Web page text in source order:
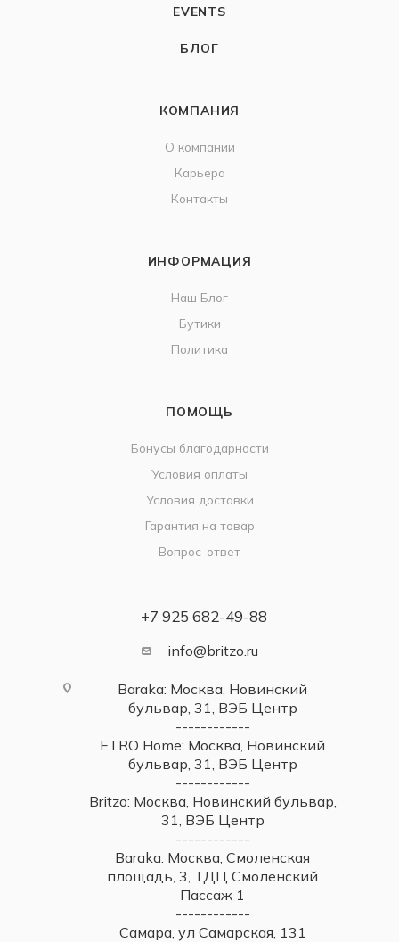
EVENTS
БЛОГ
КОМПАНИЯ
О компании
Карьера
Контакты
ИНФОРМАЦИЯ
Наш Блог
Бутики
Политика
ПОМОЩЬ
Бонусы благодарности
Условия оплаты
Условия доставки
Гарантия на товар
Вопрос-ответ
+7 925 682-49-88
info@britzo.ru
Baraka: Москва, Новинский
бульвар, 31, ВЭБ Центр
------------
ETRO Home: Москва, Новинский
бульвар, 31, ВЭБ Центр
------------
Britzo: Москва, Новинский бульвар,
31, ВЭБ Центр
------------
Baraka: Москва, Смоленская
площадь, 3, ТДЦ Смоленский
Пассаж 1
------------
Самара, ул Самарская, 131